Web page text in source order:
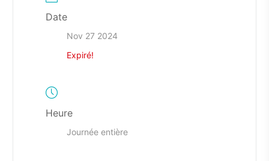
Date
Nov 27 2024
Expiré!
Heure
Journée entière